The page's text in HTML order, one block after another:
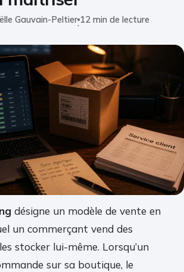
Gauvain-Peltier
·
12 min de lecture
désigne un modèle de vente en
un commerçant vend des
stocker lui-même. Lorsqu’un
sur sa boutique, le